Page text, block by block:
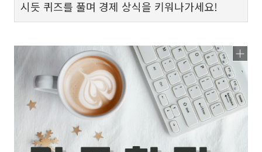
시듯 퀴즈를 풀며 경제 상식을 키워나가세요!